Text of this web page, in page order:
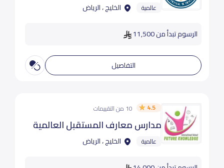
عالمية الخليج ، الرياض
الرسوم تبدأ من 11,500
التفاصيل
4.5 10 من التقييمات
مدارس معارف المستقبل العالمية
عالمية الخليج ، الرياض